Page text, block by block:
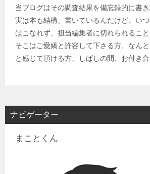
当ブログはその調査結果を備忘録的に書き
実は本も結構、書いているんだけど、い
はこなれず、担当編集者に切れられること
そこはご愛嬌と許容して下さる方、なん
と感じて頂ける方、しばしの間、お付き合
ナビゲーター
まことくん